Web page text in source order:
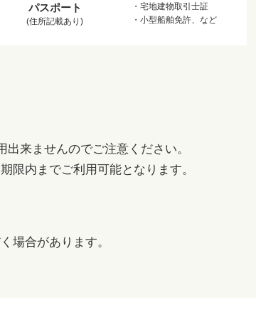
パスポート
(住所記載あり)
・宅地建物取引士証
・小型船舶免許、など
来ませんのでご注意ください。
限内までご利用可能となります。
場合があります。